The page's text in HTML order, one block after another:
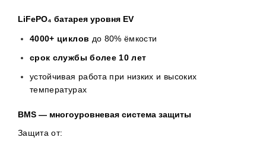
LiFePO₄ батарея уровня EV
4000+ циклов до 80% ёмкости
срок службы более 10 лет
устойчивая работа при низких и высоких
температурах
BMS — многоуровневая система защиты
Защита от: